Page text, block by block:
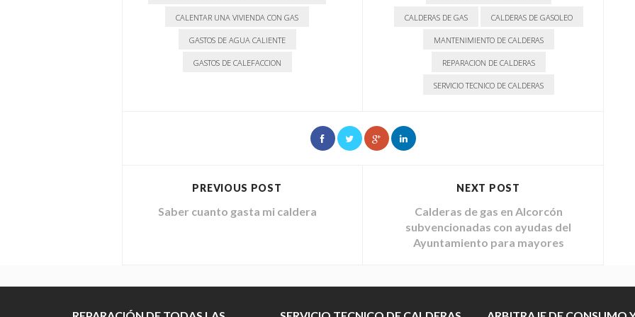
CALENTAR UNA VIVIENDA CON GAS
GASTOS DE AGUA CALIENTE
GASTOS DE CALEFACCION
CALDERAS DE GAS CALDERAS DE GASOLEO
MANTENIMIENTO DE CALDERAS
REPARACION DE CALDERAS
SERVICIO TECNICO DE CALDERAS
PREVIOUS POST
Saber cuanto gasta mi caldera
NEXT POST
Calderas de gas en Alcorcón
subvencionadas con ayudas del
Ayuntamiento para mayores